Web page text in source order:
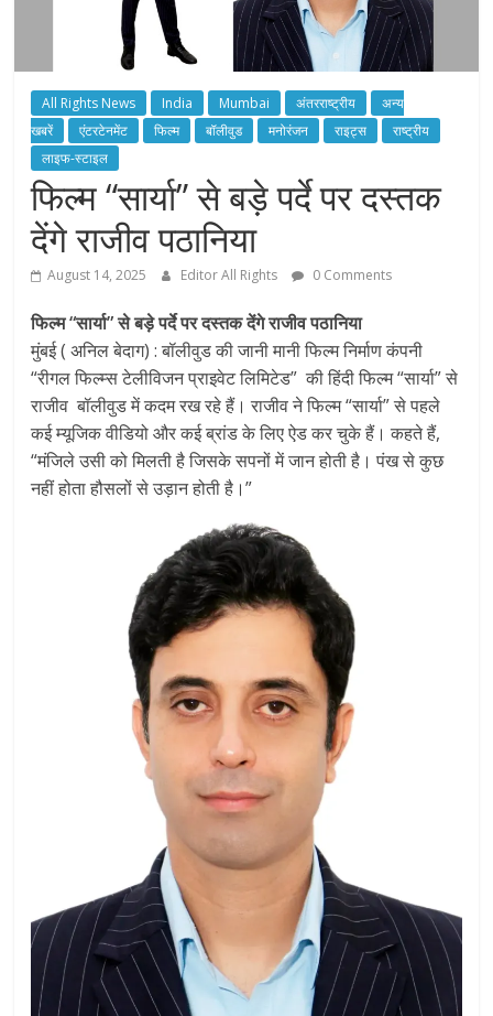
All Rights News India Mumbai अंतरराष्ट्रीय
अन्य
खबरें
एंटरटेनमेंट फिल्म बॉलीवुड मनोरंजन राइट्स
राष्ट्रीय
लाइफ-स्टाइल
फिल्म “सार्या” से बड़े पर्दे पर दस्तक
देंगे राजीव पठानिया
August 14, 2025 Editor All Rights 0 Comments
फिल्म “सार्या” से बड़े पर्दे पर दस्तक देंगे राजीव पठानिया
मुंबई ( अनिल बेदाग) : बॉलीवुड की जानी मानी फिल्म निर्माण कंपनी
“रीगल फिल्म्स टेलीविजन प्राइवेट लिमिटेड” की हिंदी फिल्म “सार्या” से
राजीव बॉलीवुड में कदम रख रहे हैं। राजीव ने फिल्म “सार्या” से पहले
कई म्यूजिक वीडियो और कई ब्रांड के लिए ऐड कर चुके हैं। कहते हैं,
“मंजिले उसी को मिलती है जिसके सपनों में जान होती है। पंख से कुछ
नहीं होता हौसलों से उड़ान होती है।”